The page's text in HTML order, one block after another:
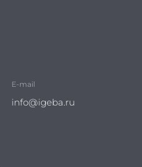
E-mail
info@igeba.ru